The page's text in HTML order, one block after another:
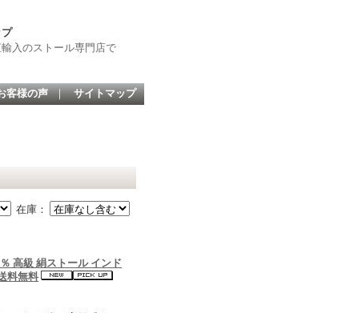
入のストール専門店で
客様の声 ｜ サイトマップ
在庫：
高級 絹ストール インド
料無料